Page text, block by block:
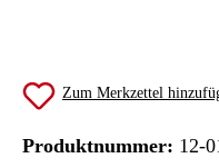
Zum Merkzettel
Produktnummer: 12-